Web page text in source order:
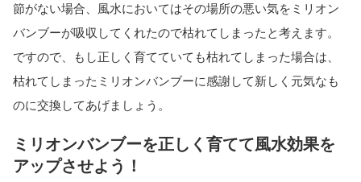
節がない場合、風水においてはその場所の悪い気をミリオン
バンブーが吸収してくれたので枯れてしまったと考えます。
ですので、もし正しく育てていても枯れてしまった場合は、
枯れてしまったミリオンバンブーに感謝して新しく元気なも
のに交換してあげましょう。
ミリオンバンブーを正しく育てて風水効果を
アップさせよう！